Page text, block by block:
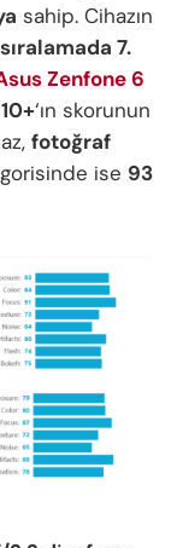
sahip. Cihazın
7.
Zenfone 6
‘ın skorunun
fotoğraf
ise 93